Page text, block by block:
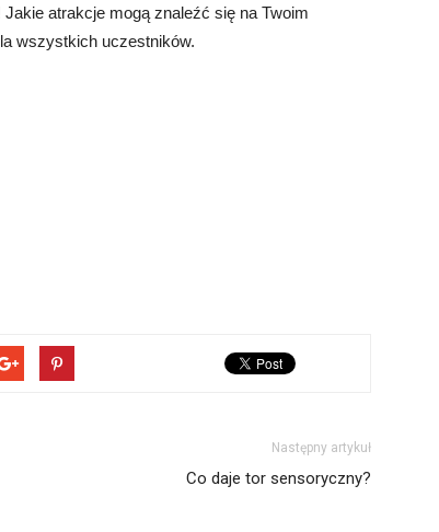
atrakcje mogą znaleźć się na Twoim
wszystkich uczestników.
Następny artykuł
Co daje tor sensoryczny?